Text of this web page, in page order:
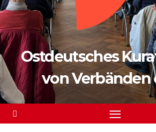
Ostdeutsches
von Verbänden